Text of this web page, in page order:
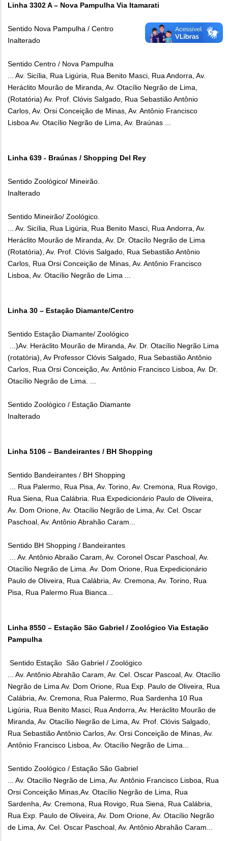
Linha 3302 A – Nova Pampulha Via Itamarati
Sentido Nova Pampulha / Centro
Inalterado
Sentido Centro / Nova Pampulha
... Av. Sicília, Rua Ligúria, Rua Benito Masci, Rua Andorra, Av.
Heráclito Mourão de Miranda, Av. Otacílio Negrão de Lima,
(Rotatória) Av. Prof. Clóvis Salgado, Rua Sebastião Antônio
Carlos, Av. Orsi Conceição de Minas, Av. Antônio Francisco
Lisboa Av. Otacílio Negrão de Lima, Av. Braúnas ...
Linha 639 - Braúnas / Shopping Del Rey
Sentido Zoológico/ Mineirão.
Inalterado
Sentido Mineirão/ Zoológico.
... Av. Sicília, Rua Ligúria, Rua Benito Masci, Rua Andorra, Av.
Heráclito Mourão de Miranda, Av. Dr. Otacílo Negrão de Lima
(Rotatória), Av. Prof. Clóvis Salgado, Rua Sebastião Antônio
Carlos, Rua Orsi Conceição de Minas, Av. Antônio Francisco
Lisboa, Av. Otacílio Negrão de Lima ...
Linha 30 – Estação Diamante/Centro
Sentido Estação Diamante/ Zoológico
...)Av. Heráclito Mourão de Miranda, Av. Dr. Otacílio Negrão Lima
(rotatória), Av Professor Clóvis Salgado, Rua Sebastião Antônio
Carlos, Rua Orsi Conceição, Av. Antônio Francisco Lisboa, Av. Dr.
Otacílio Negrão de Lima. ...
Sentido Zoológico / Estação Diamante
Inalterado
Linha 5106 – Bandeirantes / BH Shopping
Sentido Bandeirantes / BH Shopping
... Rua Palermo, Rua Pisa, Av. Torino, Av. Cremona, Rua Rovigo,
Rua Siena, Rua Calábria. Rua Expedicionário Paulo de Oliveira,
Av. Dom Orione, Av. Otacílio Negrão de Lima, Av. Cel. Oscar
Paschoal, Av. Antônio Abrahão Caram...
Sentido BH Shopping / Bandeirantes
... Av. Antônio Abraão Caram, Av. Coronel Oscar Paschoal, Av.
Otacílio Negrão de Lima. Av. Dom Orione, Rua Expedicionário
Paulo de Oliveira, Rua Calábria, Av. Cremona, Av. Torino, Rua
Pisa, Rua Palermo Rua Bianca...
Linha 8550 – Estação São Gabriel / Zoológico Via Estação
Pampulha
Sentido Estação São Gabriel / Zoológico
... Av. Antônio Abrahão Caram, Av. Cel. Oscar Pascoal, Av. Otacílio
Negrão de Lima Av. Dom Orione, Rua Exp. Paulo de Oliveira, Rua
Calábria, Av. Cremona, Rua Palermo, Rua Sardenha 10 Rua
Ligúria, Rua Benito Masci, Rua Andorra, Av. Heráclito Mourão de
Miranda, Av. Otacílio Negrão de Lima, Av. Prof. Clóvis Salgado,
Rua Sebastião Antônio Carlos, Av. Orsi Conceição de Minas, Av.
Antônio Francisco Lisboa, Av. Otacílio Negrão de Lima...
Sentido Zoológico / Estação São Gabriel
... Av. Otacílio Negrão de Lima, Av. Antônio Francisco Lisboa, Rua
Orsi Conceição Minas,Av. Otacílio Negrão de Lima, Rua
Sardenha, Av. Cremona, Rua Rovigo, Rua Siena, Rua Calábria,
Rua Exp. Paulo de Oliveira, Av. Dom Orione, Av. Otacílio Negrão
de Lima, Av. Cel. Oscar Paschoal, Av. Antônio Abrahão Caram...